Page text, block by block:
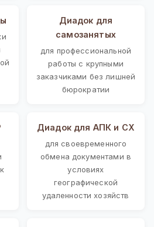
Диадок для
самозанятых
для профессиональной
работы с крупными
заказчиками без лишней
бюрократии
Диадок для АПК и СХ
для своевременного
обмена документами в
условиях
географической
удаленности хозяйств